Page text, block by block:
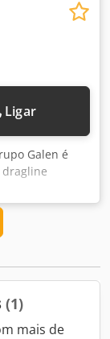
Ligar
Galen é
fundidos que
desgaste. Os
entre
e valor
contacte-
(1)
mais de